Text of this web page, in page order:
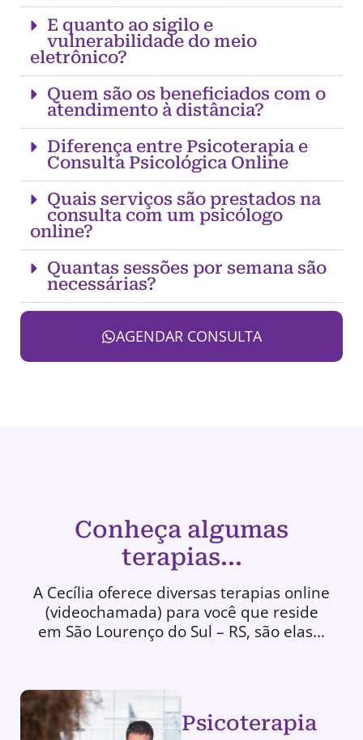
E quanto ao sigilo e
vulnerabilidade do meio
eletrônico?
Quem são os beneficiados com o
atendimento à distância?
Diferença entre Psicoterapia e
Consulta Psicológica Online
Quais serviços são prestados na
consulta com um psicólogo
online?
Quantas sessões por semana são
necessárias?
AGENDAR CONSULTA
Conheça algumas
terapias...
A Cecília oferece diversas terapias online
(videochamada) para você que reside
em São Lourenço do Sul – RS, são elas...
Psicoterapia